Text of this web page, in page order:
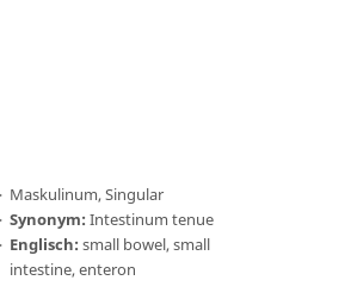
Maskulinum, Singular
Synonym: Intestinum tenue
Englisch: small bowel, small
intestine, enteron